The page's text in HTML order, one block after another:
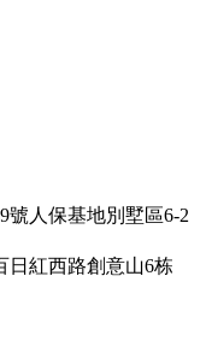
號人保基地別墅區6-2
日紅西路創意山6栋